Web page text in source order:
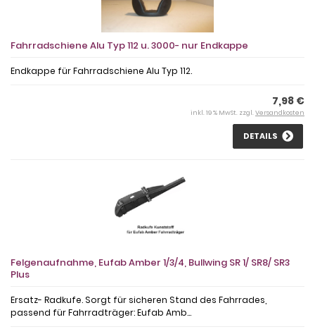
Fahrradschiene Alu Typ 112 u. 3000- nur Endkappe
Endkappe für Fahrradschiene Alu Typ 112.
7,98 €
inkl. 19 % MwSt. zzgl. Versandkosten
DETAILS
Felgenaufnahme, Eufab Amber 1/3/4, Bullwing SR 1/ SR8/ SR3
Plus
Ersatz- Radkufe. Sorgt für sicheren Stand des Fahrrades,
passend für Fahrradträger: Eufab Amb...